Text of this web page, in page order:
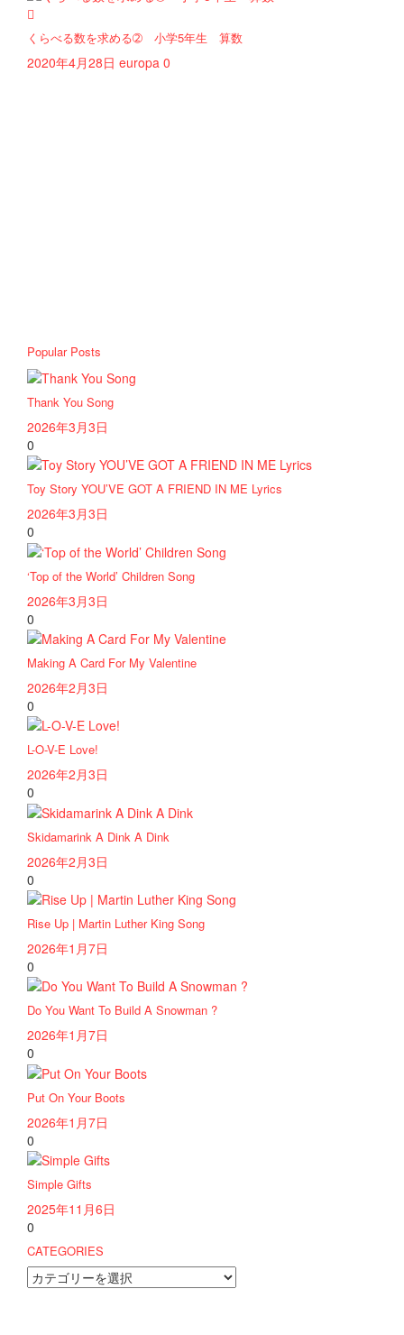
くらべる数を求める➁ 小学5年生 算数
2020年4月28日 europa 0
Popular Posts
Thank You Song
2026年3月3日
0
Toy Story YOU’VE GOT A FRIEND IN ME Lyrics
2026年3月3日
0
‘Top of the World’ Children Song
2026年3月3日
0
Making A Card For My Valentine
2026年2月3日
0
L-O-V-E Love!
2026年2月3日
0
Skidamarink A Dink A Dink
2026年2月3日
0
Rise Up | Martin Luther King Song
2026年1月7日
0
Do You Want To Build A Snowman ?
2026年1月7日
0
Put On Your Boots
2026年1月7日
0
Simple Gifts
2025年11月6日
0
CATEGORIES
CATEGORIES